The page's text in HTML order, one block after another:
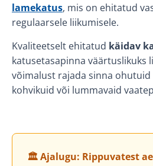
lamekatus, mis on ehitatud
regulaarsele liikumisele.
Kvaliteetselt ehitatud käidav
katusetasapinna väärtuslikuks
võimalust rajada sinna ohutuid
kohvikuid või lummavaid
🏛️ Ajalugu: Rippuvatest